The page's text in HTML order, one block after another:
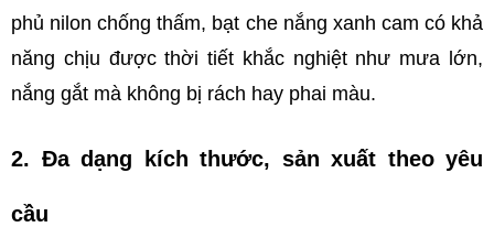
phủ nilon chống thấm, bạt che nắng xanh cam có khả
năng chịu được thời tiết khắc nghiệt như mưa lớn,
nắng gắt mà không bị rách hay phai màu.
2. Đa dạng kích thước, sản xuất theo yêu
cầu